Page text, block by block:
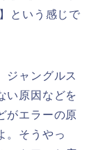
という感じで
ジャングルス
い原因などを
がエラーの原
。そうやっ